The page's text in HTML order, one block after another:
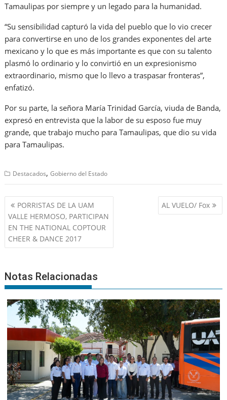
Tamaulipas por siempre y un legado para la humanidad.
“Su sensibilidad capturó la vida del pueblo que lo vio crecer
para convertirse en uno de los grandes exponentes del arte
mexicano y lo que es más importante es que con su talento
plasmó lo ordinario y lo convirtió en un expresionismo
extraordinario, mismo que lo llevo a traspasar fronteras”,
enfatizó.
Por su parte, la señora María Trinidad García, viuda de Banda,
expresó en entrevista que la labor de su esposo fue muy
grande, que trabajo mucho para Tamaulipas, que dio su vida
para Tamaulipas.
Destacados,Gobierno del Estado
Navegación
de
entradas
PORRISTAS DE LA UAM
VALLE HERMOSO, PARTICIPAN
EN THE NATIONAL COPTOUR
CHEER & DANCE 2017
AL VUELO/ Fox
Notas Relacionadas